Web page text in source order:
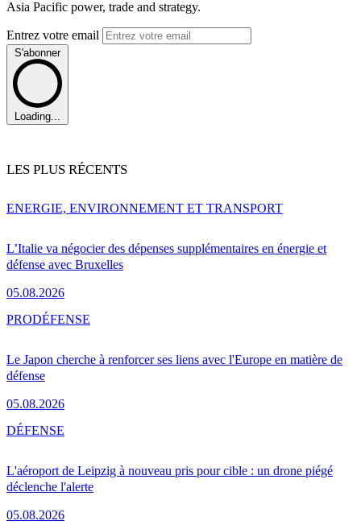
Asia Pacific power, trade and strategy.
Entrez votre email
S'abonner
Loading...
LES PLUS RÉCENTS
L’Italie va négocier des dépenses supplémentaires en énergie et
défense avec Bruxelles
05.08.2026
ENERGIE, ENVIRONNEMENT ET TRANSPORT
Le Japon cherche à renforcer ses liens avec l'Europe en matière de
défense
05.08.2026
PRODÉFENSE
L'aéroport de Leipzig à nouveau pris pour cible : un drone piégé
déclenche l'alerte
05.08.2026
DÉFENSE